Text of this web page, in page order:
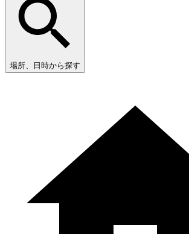
場所、日時から探す